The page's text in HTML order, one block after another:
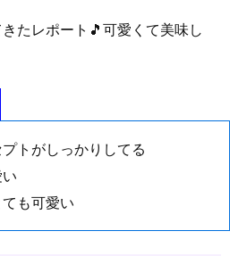
たレポート🎵可愛くて美味し
トがしっかりしてる
も可愛い